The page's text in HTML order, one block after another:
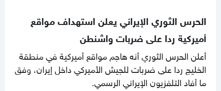
الحرس الثوري الإيراني يعلن استهداف مواقع
أميركية ردا على ضربات واشنطن
أعلن الحرس الثوري أنه هاجم مواقع أميركية في منطقة
الخليج ردا على ضربات للجيش الأميركي داخل إيران، وفق
ما أفاد التلفزيون الإيراني الرسمي.